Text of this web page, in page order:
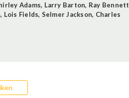
Adams, Larry Barton, Ray Bennett
, Lois Fields, Selmer Jackson, Charles